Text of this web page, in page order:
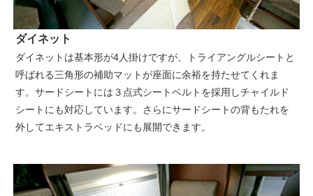
ダイネット
ダイネットは基本形が4人掛けですが、トライアングルシートと
呼ばれる三角形の補助マットが座面に余裕を持たせてくれま
す。サードシートには３点式シートベルトを採用しチャイルド
シートにも対応しています。さらにサードシートの背もたれを
外してエキストラベッドにも展開できます。